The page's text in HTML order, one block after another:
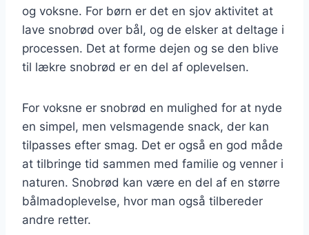
og voksne. For børn er det en sjov aktivitet at
lave snobrød over bål, og de elsker at deltage i
processen. Det at forme dejen og se den blive
til lækre snobrød er en del af oplevelsen.
For voksne er snobrød en mulighed for at nyde
en simpel, men velsmagende snack, der kan
tilpasses efter smag. Det er også en god måde
at tilbringe tid sammen med familie og venner i
naturen. Snobrød kan være en del af en større
bålmadoplevelse, hvor man også tilbereder
andre retter.